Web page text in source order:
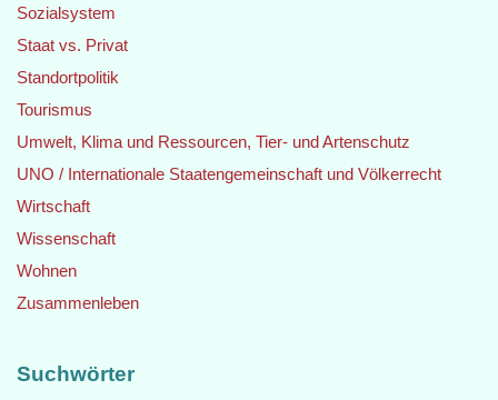
Sozialsystem
Staat vs. Privat
Standortpolitik
Tourismus
Umwelt, Klima und Ressourcen, Tier- und Artenschutz
UNO / Internationale Staatengemeinschaft und Völkerrecht
Wirtschaft
Wissenschaft
Wohnen
Zusammenleben
Suchwörter